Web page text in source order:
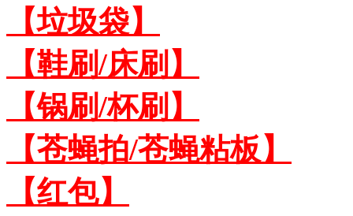
【垃圾袋】
【鞋刷/床刷】
【锅刷/杯刷】
【苍蝇拍/苍蝇粘板】
【红包】